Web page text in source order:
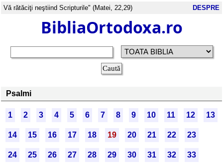
Vă rătăciţi neştiind Scripturile" (Matei, 22,29) DESPRE
BibliaOrtodoxa.ro
Psalmi
1 2 3 4 5 6 7 8 9 10 11 12 13
14 15 16 17 18 19 20 21 22 23
24 25 26 27 28 29 30 31 32 33